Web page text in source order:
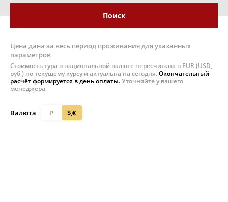
Поиск
Цена дана за весь период проживания для указанных
параметров
Стоимость тура в национальной валюте пересчитана в EUR (USD,
руб.) по текущему курсу и актуальна на сегодня.Окончательный
расчёт формируется в день оплаты.Уточняйте у вашего
менеджера
Валюта Р $,€